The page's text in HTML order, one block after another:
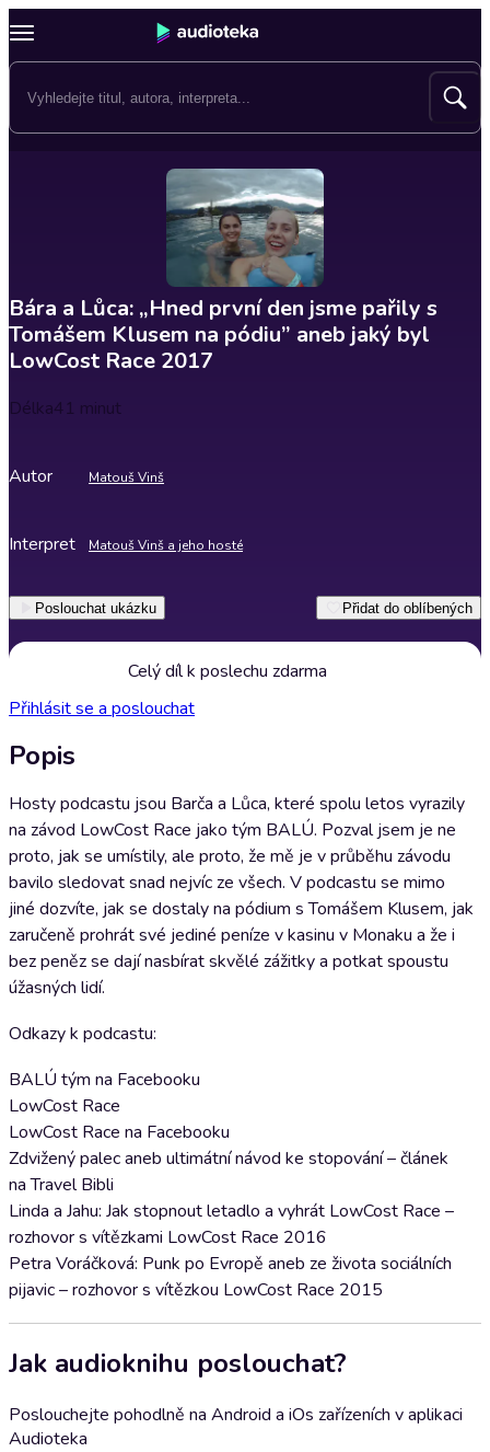
Bára a Lůca: „Hned první den jsme pařily s
Tomášem Klusem na pódiu” aneb jaký byl
LowCost Race 2017
Délka41 minut
Autor Matouš Vinš
Interpret Matouš Vinš a jeho hosté
Poslouchat ukázku Přidat do oblíbených
Celý díl k poslechu zdarma
Přihlásit se a poslouchat
Popis
Hosty podcastu jsou Barča a Lůca, které spolu letos vyrazily
na závod LowCost Race jako tým BALÚ. Pozval jsem je ne
proto, jak se umístily, ale proto, že mě je v průběhu závodu
bavilo sledovat snad nejvíc ze všech. V podcastu se mimo
jiné dozvíte, jak se dostaly na pódium s Tomášem Klusem, jak
zaručeně prohrát své jediné peníze v kasinu v Monaku a že i
bez peněz se dají nasbírat skvělé zážitky a potkat spoustu
úžasných lidí.
Odkazy k podcastu:
BALÚ tým na Facebooku
LowCost Race
LowCost Race na Facebooku
Zdvižený palec aneb ultimátní návod ke stopování – článek
na Travel Bibli
Linda a Jahu: Jak stopnout letadlo a vyhrát LowCost Race –
rozhovor s vítězkami LowCost Race 2016
Petra Voráčková: Punk po Evropě aneb ze života sociálních
pijavic – rozhovor s vítězkou LowCost Race 2015
Jak audioknihu poslouchat?
Poslouchejte pohodlně na Android a iOs zařízeních v aplikaci
Audioteka